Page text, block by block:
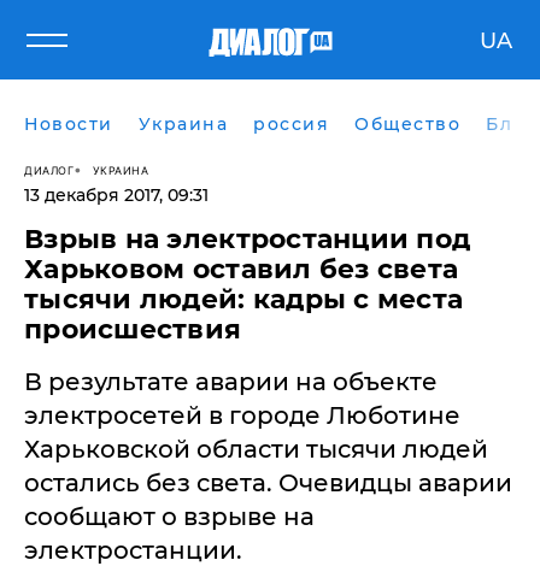
UA
Новости Украина россия Общество
ДИАЛОГ УКРАИНА
13 декабря 2017, 09:31
Взрыв на электростанции под
Харьковом оставил без света
тысячи людей: кадры с места
происшествия
В результате аварии на объекте
электросетей в городе Люботине
Харьковской области тысячи людей
остались без света. Очевидцы аварии
сообщают о взрыве на
электростанции.